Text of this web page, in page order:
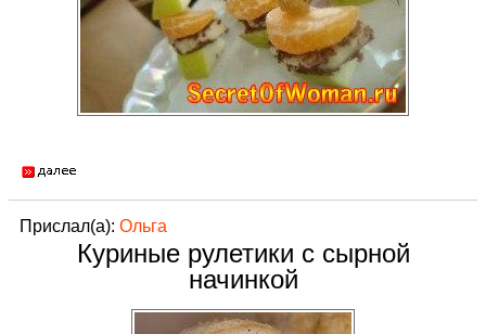
Прислал(а): Ольга
Куриные рулетики с сырной
начинкой